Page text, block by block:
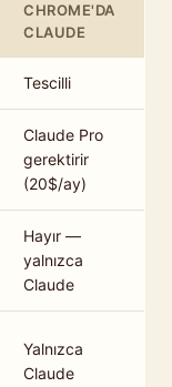
CHROME'DA
CLAUDE
Tescilli
Claude Pro
gerektirir
(20$/ay)
Hayır —
yalnızca
Claude
Yalnızca
Claude